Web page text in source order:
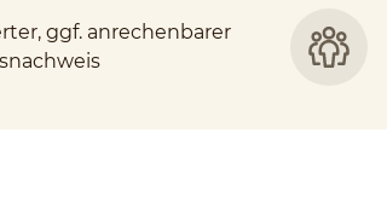
ggf. anrechenbarer